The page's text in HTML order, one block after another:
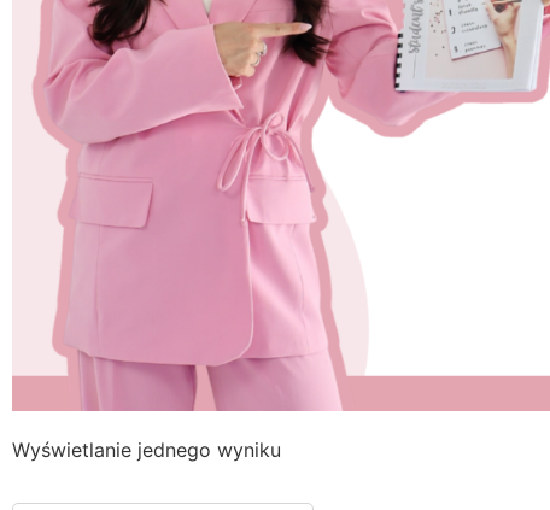
Wyświetlanie jednego wyniku